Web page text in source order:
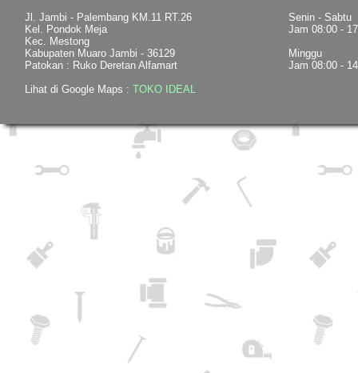
Jl. Jambi - Palembang KM.11 RT.26
Kel. Pondok Meja
Kec. Mestong
Kabupaten Muaro Jambi - 36129
Patokan : Ruko Deretan Alfamart
Lihat di Google Maps : TOKO IDEAL
Senin - Sabtu
Jam 08:00 -
Minggu
Jam 08:00 -